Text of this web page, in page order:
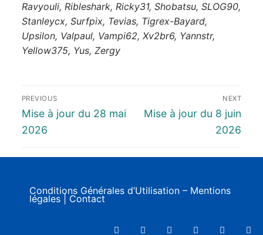
Ravyouli, Ribleshark, Ricky31, Shobatsu, SLOG90,
Stanleycx, Surfpix, Tevias, Tigrex-Bayard,
Upsilon, Valpaul, Vampi62, Xv2br6, Yannstr,
Yellow375, Yus, Zergy
PREVIOUS
Mise à jour du 28 mai
2026
NEXT
Mise à jour du 8 juin
2026
Conditions Générales d’Utilisation – Mentions
légales | Contact